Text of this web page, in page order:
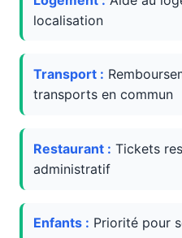
localisation
Transport :
transports en commun
Restaurant : Tickets
administratif
Enfants : Priorité pour